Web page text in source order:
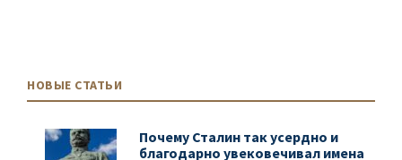
НОВЫЕ СТАТЬИ
Почему Сталин так усердно и
благодарно увековечивал имена